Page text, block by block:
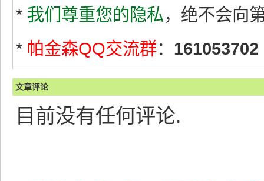
* 我们尊重您的隐私，绝不会向
* 帕金森QQ交流群： 161053702
文章评论
目前没有任何评论.